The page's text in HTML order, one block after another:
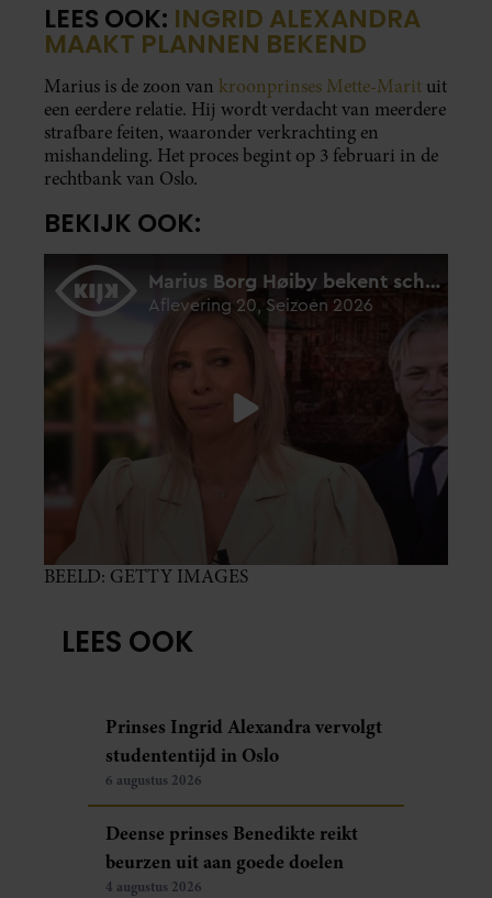
LEES OOK: INGRID ALEXANDRA
MAAKT PLANNEN BEKEND
Marius is de zoon van kroonprinses Mette-Marit uit
een eerdere relatie. Hij wordt verdacht van meerdere
strafbare feiten, waaronder verkrachting en
mishandeling. Het proces begint op 3 februari in de
rechtbank van Oslo.
BEKIJK OOK:
BEELD: GETTY IMAGES
LEES OOK
Prinses Ingrid Alexandra vervolgt
studententijd in Oslo
6 augustus 2026
Deense prinses Benedikte reikt
beurzen uit aan goede doelen
4 augustus 2026